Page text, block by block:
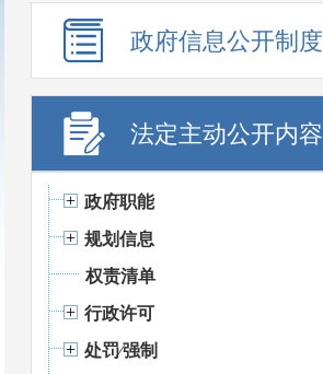
政府信息公开制度
法定主动公开内容
政府职能
规划信息
权责清单
行政许可
处罚⁄强制